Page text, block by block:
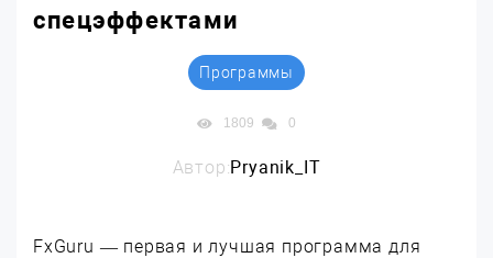
спецэффектами
Программы
1809 0
Автор:Pryanik_IT
FxGuru — первая и лучшая программа для